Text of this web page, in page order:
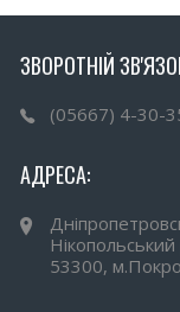
ЗВОРОТНІЙ
(05667) 4-30-
АДРЕСА:
53300,